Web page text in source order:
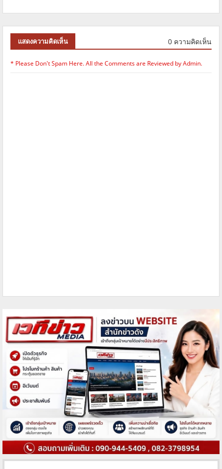
แสดงความคิดเห็น 0 ความคิดเห็น
* Please Don't Spam Here. All the Comments are Reviewed by Admin.